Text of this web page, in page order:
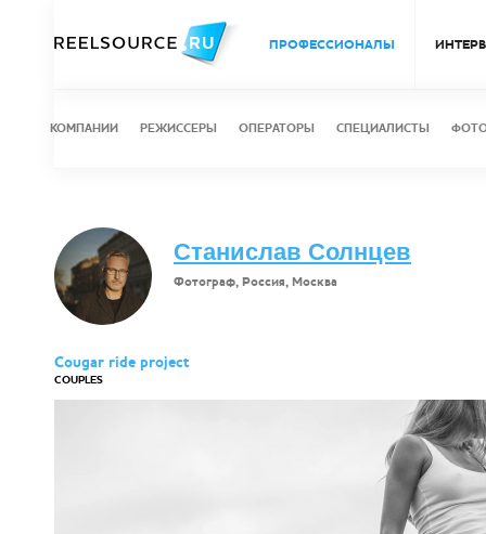
ПРОФЕССИОНАЛЫ
КОМПАНИИ РЕЖИССЕРЫ ОПЕРАТОРЫ СПЕЦИАЛИСТЫ
Станислав Солнцев
Фотограф, Россия, Москва
Cougar ride project
COUPLES